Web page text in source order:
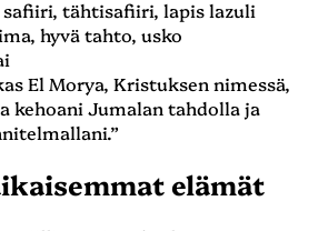
tähtisafiiri, lapis lazuli
hyvä tahto, usko
El Morya, Kristuksen nimessä,
kehoani Jumalan tahdolla ja
elämät